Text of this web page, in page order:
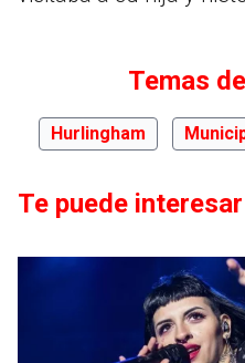
Temas
Hurlingham
Te puede interesar